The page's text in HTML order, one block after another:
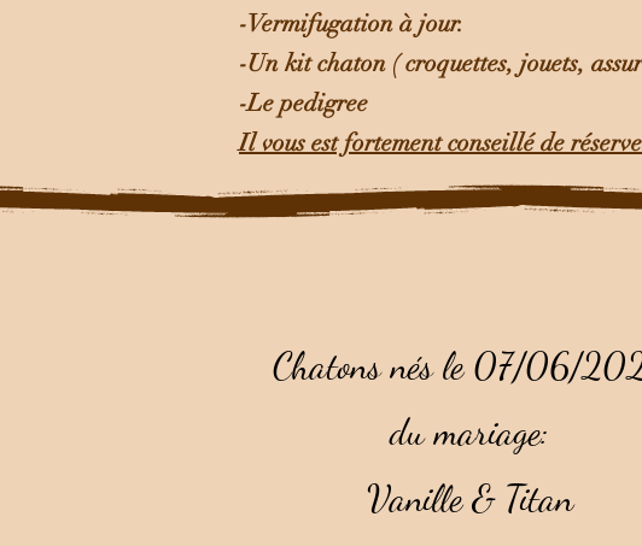
-Vermifugation à jour.
-Un kit chaton ( croquettes, jouets,
-Le pedigree
Il vous est fortement conseillé de
Chatons nés le 07/06/
du mariage:
Vanille & Titan